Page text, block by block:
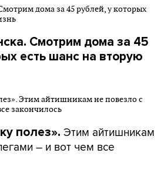
Смотрим дома за 45
есть шанс на вторую
полез». Этим айтишникам
– и вот чем все